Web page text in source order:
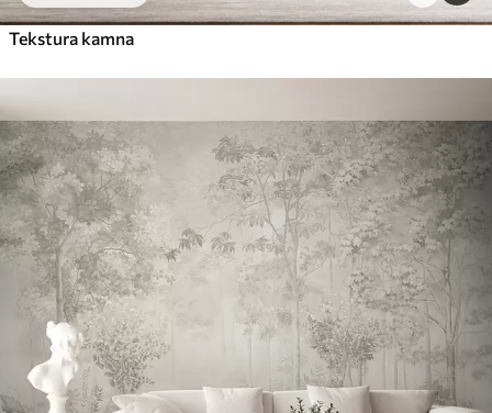
Tekstura kamna